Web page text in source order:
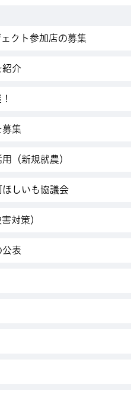
クト参加店の募集
紹介
募集
（新規就農）
しいも協議会
対策）
公表